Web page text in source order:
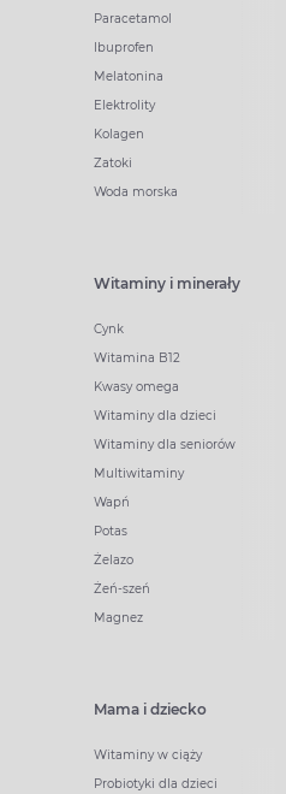
Paracetamol
Ibuprofen
Melatonina
Elektrolity
Kolagen
Zatoki
Woda morska
Witaminy i minerały
Cynk
Witamina B12
Kwasy omega
Witaminy dla dzieci
Witaminy dla seniorów
Multiwitaminy
Wapń
Potas
Żelazo
Żeń-szeń
Magnez
Mama i dziecko
Witaminy w ciąży
Probiotyki dla dzieci